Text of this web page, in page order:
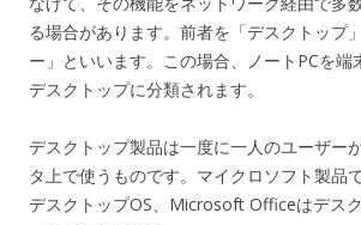
る場合があります。前者を「デスクトップ
ー」といいます。この場合、ノートPCを端
デスクトップに分類されます。
デスクトップ製品は一度に一人のユーザー
タ上で使うものです。マイクロソフト製品
デスクトップOS、Microsoft Officeはデス